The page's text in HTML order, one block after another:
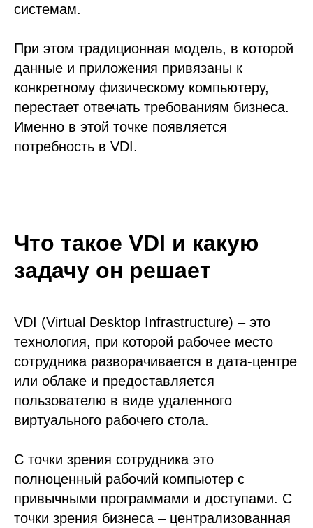
системам.
При этом традиционная модель, в которой
данные и приложения привязаны к
конкретному физическому компьютеру,
перестает отвечать требованиям бизнеса.
Именно в этой точке появляется
потребность в VDI.
Что такое VDI и какую
задачу он решает
VDI (Virtual Desktop Infrastructure) – это
технология, при которой рабочее место
сотрудника разворачивается в дата-центре
или облаке и предоставляется
пользователю в виде удаленного
виртуального рабочего стола.
С точки зрения сотрудника это
полноценный рабочий компьютер с
привычными программами и доступами. С
точки зрения бизнеса – централизованная